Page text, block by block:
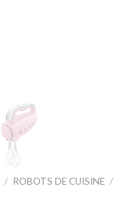
/ ROBOTS DE CUISINE /